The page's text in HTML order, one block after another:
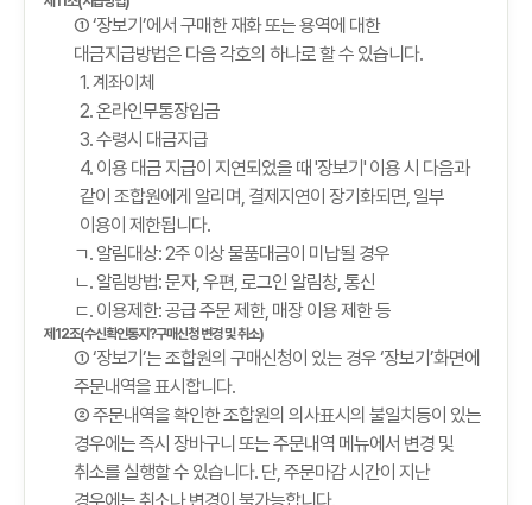
① ‘장보기’에서 구매한 재화 또는 용역에 대한
대금지급방법은 다음 각호의 하나로 할 수 있습니다.
1. 계좌이체
2. 온라인무통장입금
3. 수령시 대금지급
4. 이용 대금 지급이 지연되었을 때 '장보기' 이용 시 다음과
같이 조합원에게 알리며, 결제지연이 장기화되면, 일부
이용이 제한됩니다.
ㄱ. 알림대상: 2주 이상 물품대금이 미납될 경우
ㄴ. 알림방법: 문자, 우편, 로그인 알림창, 통신
ㄷ. 이용제한: 공급 주문 제한, 매장 이용 제한 등
제12조(수신확인통지?구매신청 변경 및 취소)
① ‘장보기’는 조합원의 구매신청이 있는 경우 ‘장보기’화면에
주문내역을 표시합니다.
② 주문내역을 확인한 조합원의 의사표시의 불일치등이 있는
경우에는 즉시 장바구니 또는 주문내역 메뉴에서 변경 및
취소를 실행할 수 있습니다. 단, 주문마감 시간이 지난